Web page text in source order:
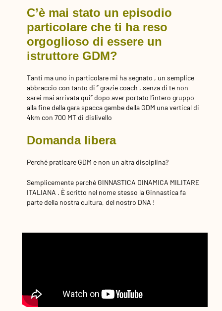
C’è mai stato un episodio
particolare che ti ha reso
orgoglioso di essere un
istruttore GDM?
Tanti ma uno in particolare mi ha segnato , un semplice
abbraccio con tanto di ” grazie coach , senza di te non
sarei mai arrivata qui” dopo aver portato l’intero gruppo
alla fine della gara spacca gambe della GDM una vertical di
4km con 700 MT di dislivello
Domanda libera
Perché praticare GDM e non un altra disciplina?
Semplicemente perché GINNASTICA DINAMICA MILITARE
ITALIANA . È scritto nel nome stesso la Ginnastica fa
parte della nostra cultura, del nostro DNA !